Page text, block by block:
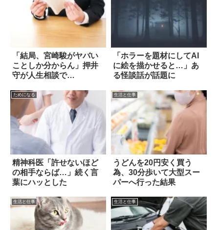
「結局、宮崎駿がヤバい
ことしか分からん」押井
守が人生相談で…
「ホラーを題材にしてAI
に絵を描かせると…」あ
る怪談話が話題に
ためになる
精神科医「許せないほど
の相手ならば…」続く言
葉にハッとした
生活と仕事
うどんを20円安く買う
為、30分歩いて大型スー
パーへ行った結果
生活と仕事 生活と仕事